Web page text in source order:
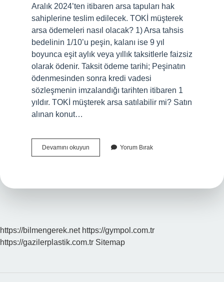
Aralık 2024’ten itibaren arsa tapuları hak
sahiplerine teslim edilecek. TOKİ müşterek
arsa ödemeleri nasıl olacak? 1) Arsa tahsis
bedelinin 1/10’u peşin, kalanı ise 9 yıl
boyunca eşit aylık veya yıllık taksitlerle faizsiz
olarak ödenir. Taksit ödeme tarihi; Peşinatın
ödenmesinden sonra kredi vadesi
sözleşmenin imzalandığı tarihten itibaren 1
yıldır. TOKİ müşterek arsa satılabilir mi? Satın
alınan konut…
Devamını okuyun
Arsa
Yorum Bırak
https://bilmengerek.net https://gympol.com.tr
https://gazilerplastik.com.tr Sitemap